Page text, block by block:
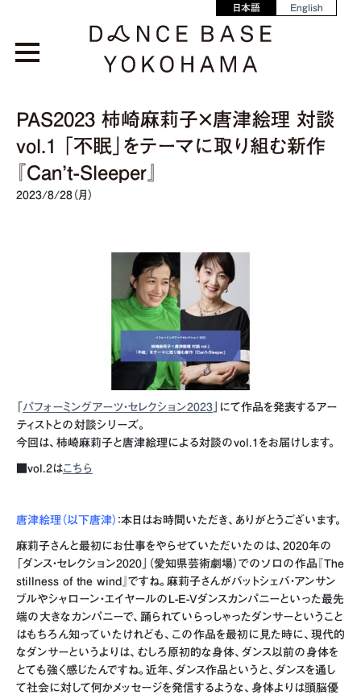
日本語 English
PAS2023 柿崎麻莉子×唐津絵理 対談
vol.1 「不眠」をテーマに取り組む新作
『Can’t-Sleeper』
2023/8/28（月）
パフォーミングアーツ・セレクション2023 」にて作品を発表するアー
ティストとの対談シリーズ。
今回は、柿崎麻莉子と唐津絵理による対談のvol.1をお届けします。
■vol.2はこちら
唐津絵理（以下唐津） ：本日はお時間いただき、ありがとうございます。
麻莉子さんと最初にお仕事をやらせていただいたのは、2020年の
「ダンス・セレクション2020」（愛知県芸術劇場）でのソロの作品『The
stillness of the wind』ですね。麻莉子さんがバットシェバ・アンサン
ブルやシャローン・エイヤールのL-E-Vダンスカンパニーといった最先
端の大きなカンパニーで、踊られていらっしゃったダンサーということ
はもちろん知っていたけれども、この作品を最初に見た時に、現代的
なダンサーというよりは、むしろ原初的な身体、ダンス以前の身体を
とても強く感じたんですね。近年、ダンス作品というと、ダンスを通し
て社会に対して何かメッセージを発信するような、身体よりは頭脳優